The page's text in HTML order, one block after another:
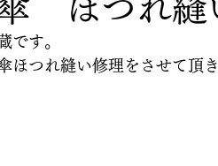
トメ修理
ほつれ縫
です。
ほつれ縫い修理をさせて頂き